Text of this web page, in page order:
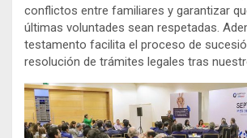
conflictos entre familiares y garantizar
últimas voluntades sean respetadas.
testamento facilita el proceso de
resolución de trámites legales tras